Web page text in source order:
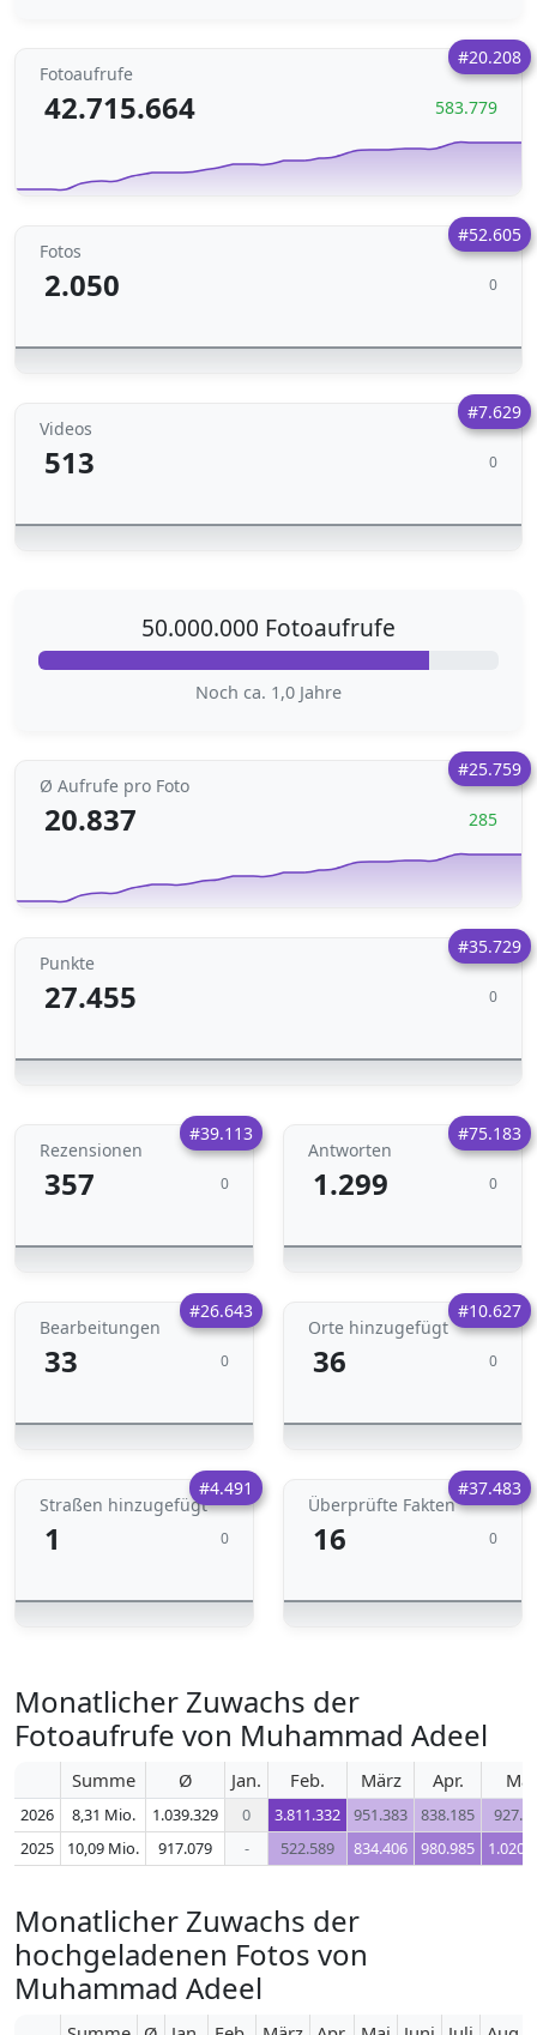
#20.208
Fotoaufrufe
42.715.664 583.779
#52.605
Fotos
2.050 0
#7.629
Videos
513 0
50.000.000 Fotoaufrufe
Noch ca. 1,0 Jahre
#25.759
Ø Aufrufe pro Foto
20.837 285
#35.729
Punkte
27.455 0
#39.113
Rezensionen
357 0
#75.183
Antworten
1.299 0
#26.643
Bearbeitungen
33 0
#10.627
Orte hinzugefügt
36 0
#4.491
Straßen hinzugefügt
1 0
#37.483
Überprüfte Fakten
16 0
Monatlicher Zuwachs der
Fotoaufrufe von Muhammad Adeel
Summe Ø Jan. Feb. März Apr. Mai
2026 8,31 Mio. 1.039.329 0 3.811.332 951.383 838.185
2025
10,09 Mio. 917.079 - 522.589 834.406 980.985
Monatlicher Zuwachs der
hochgeladenen Fotos von
Muhammad Adeel